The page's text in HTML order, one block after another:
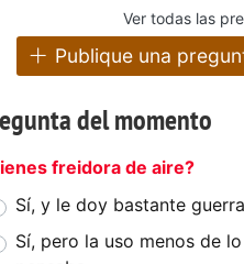
Ver todas las
Publique una
del momento
freidora de aire?
Sí, y le doy bastante guerra
Sí, pero la uso menos de